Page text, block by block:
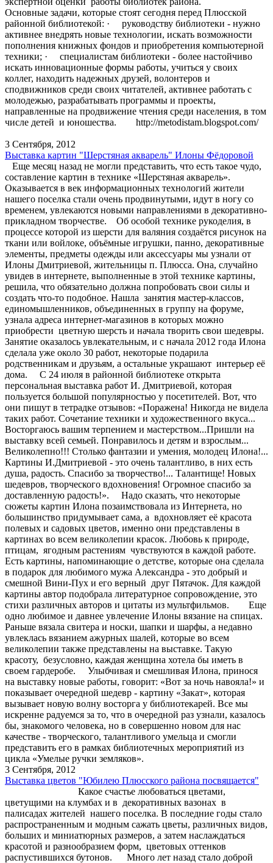
Основные задачи, которые стоят сегодня перед Плюсской
районной библиотекой: · руководству библиотеки - нужно
активнее внедрять новые технологии, искать возможности
пополнения книжных фондов и приобретения компьютерной
техники; · специалистам библиотеки - более настойчиво
искать инновационные формы работы, учиться у своих
коллег, находить надежных друзей, волонтеров и
сподвижников среди своих читателей, активнее работать с
молодежью, разрабатывать программы и проекты,
направленные на продвижение чтения среди населения, в том
числе детей и юношества. http://metodistam.blogspot.com/
3 Сентября, 2012
Выставка картин "Шерстяная акварель" Илоны Фёдоровой
Еще месяц назад не могли представить, что есть такое чудо,
составление картин в технике «Шерстяная акварель».
Оказывается в век информационных технологий жители
нашего поселка стали очень продвинутыми, идут в ногу со
временем, увлекаются новыми направлениями в декоративно-
прикладном творчестве. Об особой технике рукоделия, в
процессе которой из шерсти для валяния создаётся рисунок на
ткани или войлоке, объёмные игрушки, панно, декоративные
элементы, предметы одежды или аксессуары мы узнали от
Илоны Дмитриевой, жительницы п. Плюсса. Она, случайно
увидев в интернете, выполненные в этой технике картины,
решила, что обязательно должна попробовать свои силы и
создать что-то подобное. Нашла занятия мастер-классов,
единомышленников, объединенных в группу на форуме,
узнала адреса интернет-магазинов в которых можно
приобрести цветную шерсть и начала творить свои шедевры.
Занятие оказалось увлекательным, и с начала 2012 года Илона
сделала уже около 30 работ, некоторые подарила
родственникам и друзьям, а остальные украшают интерьер её
дома. С 24 июля в районной библиотеке открыта
персональная выставка работ И. Дмитриевой, которая
пользуется большой популярностью у посетителей. Вот, что
они пишут в тетрадке отзывов: «Поражена! Никогда не видела
таких работ. Сочетание техники и художественного вкуса...
Восторгаюсь вашим терпением и мастерством...Пришли на
выставку всей семьей. Понравилось и детям и взрослым...
Великолепно!!! Столько фантазии и умения, молодец Илона!...
Картины И.Дмитриевой - это очень талантливо, в них есть
душа, радость. Спасибо за творчество!... Талантище! Новых
шедевров, творческого вдохновения! Огромное спасибо за
доставленную радость!». Надо сказать, что некоторые
сюжеты картин Илона позаимствовала из Интернета, но
большинство придумывает сама, а вдохновляет её красота
полевых и садовых цветов, именно они представлены в
картинах во всем великолепии красок. Любовь к природе,
птицам, ягодным растениям чувствуются в каждой работе.
Есть картины, напоминающие о детстве, которые она сделала
в подарок для любимого мужа Александра - это добрый и
смешной Вини-Пух и его верный друг Пятачок. Для каждой
картины автор подобрала литературное сопровождение, это
стихи различных авторов и цитаты из мультфильмов. Еще
одно любимое и давнее увлечение Илоны вязание на спицах.
Раньше вязала свитера и носки, шапки и шарфы, а недавно
увлеклась вязанием ажурных шалей, которые во всем
великолепии также представлены на выставке. Такую
красоту, безусловно, каждая женщина хотела бы иметь в
своем гардеробе. Улыбчивая и смешливая Илона, принося
на выставку новые работы, говорит: «Вот за ночь навояла!» и
показывает очередной шедевр - картину «Закат», которая
вызывает новую волну восторга у библиотекарей. Все мы
искренне радуемся за то, что в очередной раз узнали, казалось
бы, знакомого человека, но в совершенно новом для нас
качестве - творческого, талантливого умельца и смогли
представить его в рамках библиотечных мероприятий из
цикла «Умелые ручки земляков».
3 Сентября, 2012
Выставка цветов "Юбилею Плюсского района посвящается"
Какое счастье любоваться цветами,
цветущими на клумбах и в декоративных вазонах в
палисадах жителей нашего поселка. В последние годы стало
распространенным и модным сажать цветы, различных видов,
больших и миниатюрных размеров, а затем наслаждаться
красотой и разнообразием форм, цветовых оттенков
распустившихся бутонов. Много лет назад стало доброй